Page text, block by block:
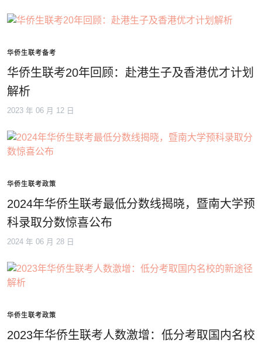
华侨生联考备考
华侨生联考20年回顾：赴港生子及香港优才计划
解析
2023 年 06 月 12 日
华侨生联考政策
2024年华侨生联考最低分数线揭晓，暨南大学预
科录取分数惊喜公布
2024 年 06 月 28 日
华侨生联考政策
2023年华侨生联考人数激增：低分考取国内名校